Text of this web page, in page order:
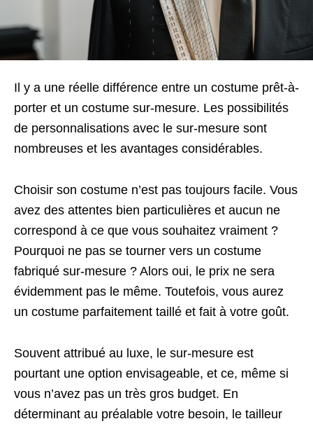
Il y a une réelle différence entre un costume prêt-à-
porter et un costume sur-mesure. Les possibilités
de personnalisations avec le sur-mesure sont
nombreuses et les avantages considérables.
Choisir son costume n’est pas toujours facile. Vous
avez des attentes bien particulières et aucun ne
correspond à ce que vous souhaitez vraiment ?
Pourquoi ne pas se tourner vers un costume
fabriqué sur-mesure ? Alors oui, le prix ne sera
évidemment pas le même. Toutefois, vous aurez
un costume parfaitement taillé et fait à votre goût.
Souvent attribué au luxe, le sur-mesure est
pourtant une option envisageable, et ce, même si
vous n’avez pas un très gros budget. En
déterminant au préalable votre besoin, le tailleur